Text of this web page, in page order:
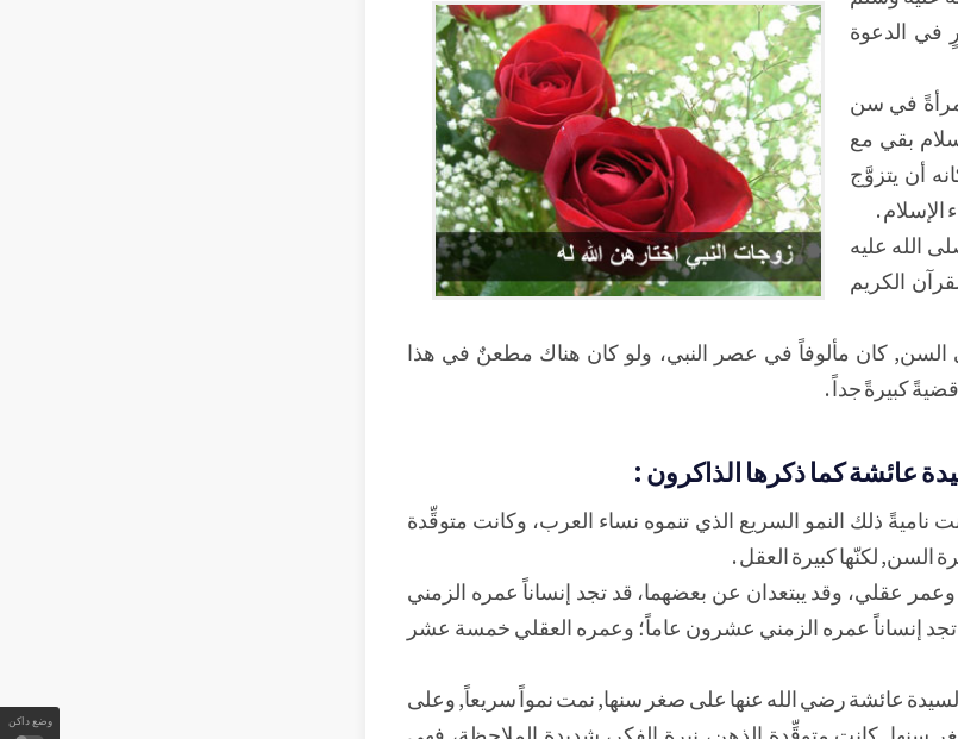
وضع داكن
في الدعوة
في سن
بقي مع
أن يتزوَّج
.
الله عليه
الكريم
السن, كان مألوفاً في عصر النبي، ولو كان هناك مطعنٌ في هذا
كبيرةً جداً .
عائشة كما ذكرها الذاكرون :
ذلك النمو السريع الذي تنموه نساء العرب، وكانت متوقِّدة
السن, لكنّها كبيرة العقل .
عقلي، وقد يبتعدان عن بعضهما، قد تجد إنساناً عمره الزمني
إنساناً عمره الزمني عشرون عاماً؛ وعمره العقلي خمسة عشر
عائشة رضي الله عنها على صغر سنها, نمت نمواً سريعاً, وعلى
سنها, كانت متوقِّدة الذهن، نيرة الفكر، شديدة الملاحظة، فهي